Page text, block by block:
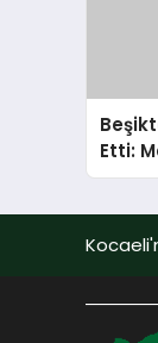
Etti: